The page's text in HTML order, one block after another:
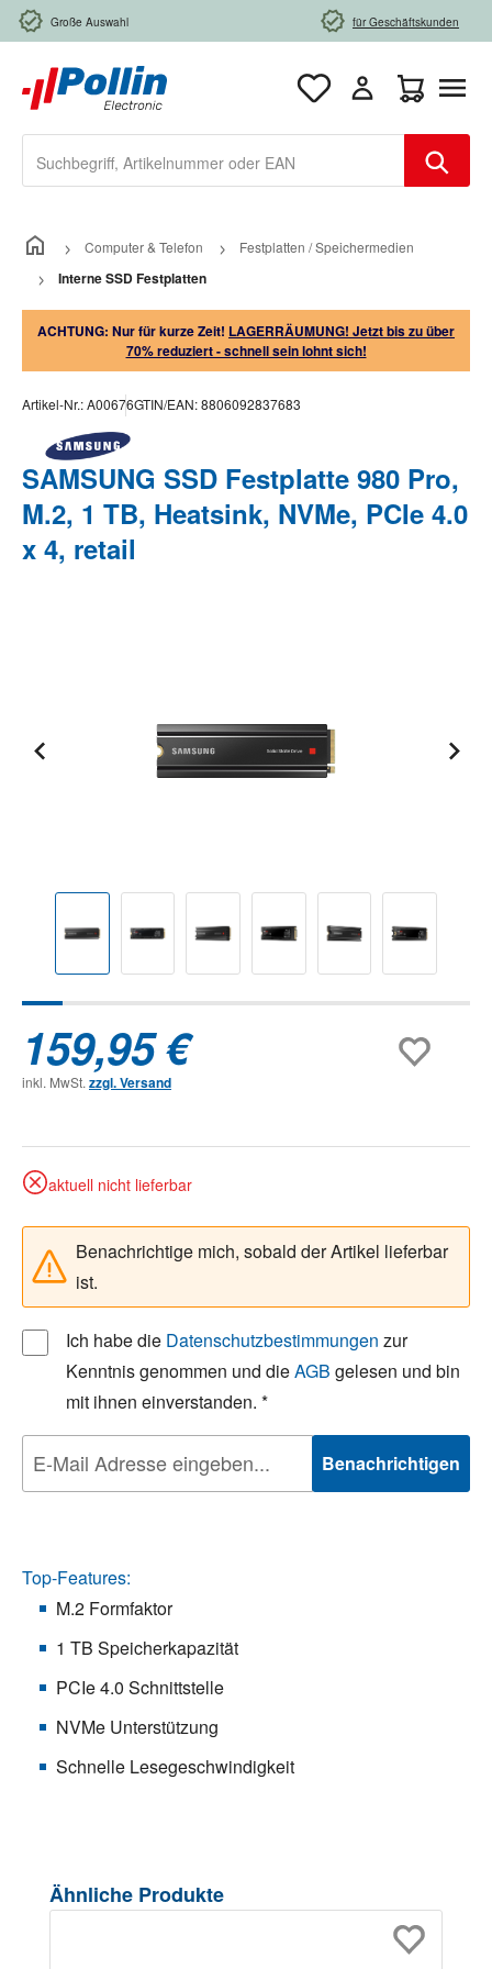
Zum Hauptinhalt springen
Große Auswahl für Geschäftskunden
Computer & Telefon Festplatten / Speichermedien
Interne SSD Festplatten
ACHTUNG: Nur für kurze Zeit! LAGERRÄUMUNG! Jetzt bis zu über
70% reduziert - schnell sein lohnt sich!
Artikel-Nr.:A00676GTIN/EAN:8806092837683
SAMSUNG SSD Festplatte 980 Pro,
M.2, 1 TB, Heatsink, NVMe, PCIe 4.0
x 4, retail
159,95 €
inkl. MwSt. zzgl. Versand
aktuell nicht lieferbar
Benachrichtige mich, sobald der Artikel lieferbar
ist.
Ich habe die Datenschutzbestimmungen zur
Kenntnis genommen und dieAGB gelesen und bin
mit ihnen einverstanden. *
Benachrichtigen
Top-Features:
M.2 Formfaktor
1 TB Speicherkapazität
PCIe 4.0 Schnittstelle
NVMe Unterstützung
Schnelle Lesegeschwindigkeit
Produktgalerie überspringen
Ähnliche Produkte